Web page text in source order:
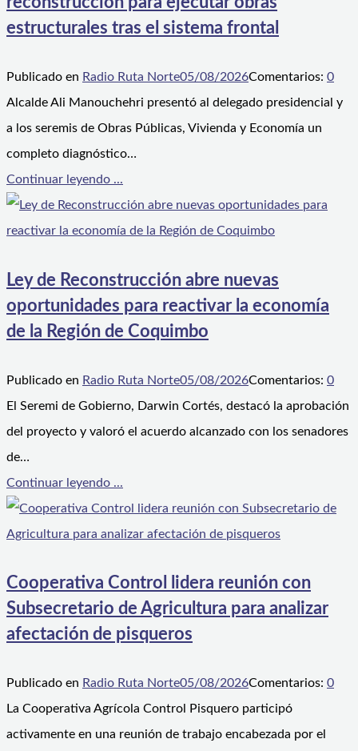
estructurales tras el sistema frontal
Publicado en Radio Ruta Norte05/08/2026Comentarios: 0
Alcalde Ali Manouchehri presentó al delegado presidencial y
a los seremis de Obras Públicas, Vivienda y Economía un
completo diagnóstico…
Continuar leyendo ...
Ley de Reconstrucción abre nuevas
oportunidades para reactivar la economía
de la Región de Coquimbo
Publicado en Radio Ruta Norte05/08/2026Comentarios: 0
El Seremi de Gobierno, Darwin Cortés, destacó la aprobación
del proyecto y valoró el acuerdo alcanzado con los senadores
de…
Continuar leyendo ...
Cooperativa Control lidera reunión con
Subsecretario de Agricultura para analizar
afectación de pisqueros
Publicado en Radio Ruta Norte05/08/2026Comentarios: 0
La Cooperativa Agrícola Control Pisquero participó
activamente en una reunión de trabajo encabezada por el